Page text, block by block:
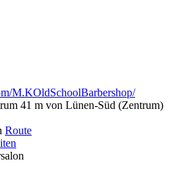
M.KOldSchoolBarbershop/
41 m von Lünen-Süd (Zentrum)
Route